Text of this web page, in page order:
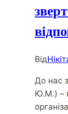
Від
До нас
Ю.М.) –